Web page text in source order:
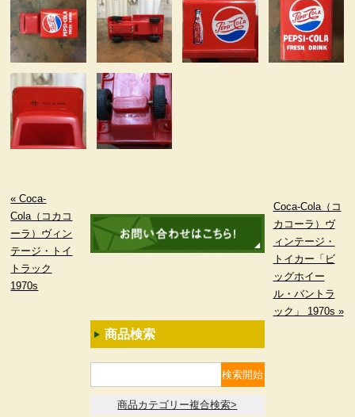
« Coca-
Cola（コカコ
ーラ）ヴィン
テージ・トイ
トラック
1970s
Coca-Cola（コ
カコーラ）ヴ
ィンテージ・
トイカー「ビ
ッグホイー
ル・バントラ
ック」 1970s »
商品検索
商品カテゴリー複合検索>